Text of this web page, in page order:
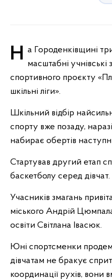
На Городенківщині тривають найбільш масштабні
спортивного проєкту
шкільні ліги».
Шкільний відбір
спорту вже позаду,
набирає обертів
Стартував другий етап
баскетболу серед дівчат.
Учасників змагань
міського Андрій
освіти Світлана Івасюк.
Юні спортсменки
дівчатам не бракує
координації рухів, вони